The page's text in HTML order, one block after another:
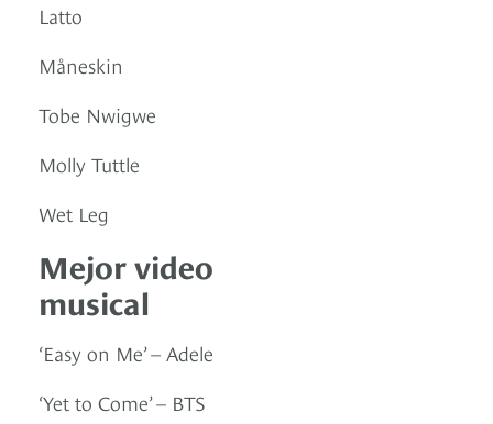
Latto
Måneskin
Tobe Nwigwe
Molly Tuttle
Wet Leg
Mejor video
musical
‘Easy on Me’ – Adele
‘Yet to Come’ – BTS